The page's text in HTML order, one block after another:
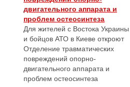
двигательного аппарата и
проблем остеосинтеза
Для жителей с Востока Украины
и бойцов АТО в Киеве откроют
Отделение травматических
повреждений опорно-
двигательного аппарата и
проблем остеосинтеза